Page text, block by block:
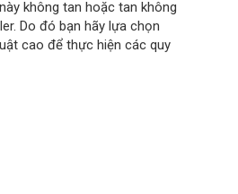
không tan hoặc tan không
Do đó bạn hãy lựa chọn
cao để thực hiện các quy